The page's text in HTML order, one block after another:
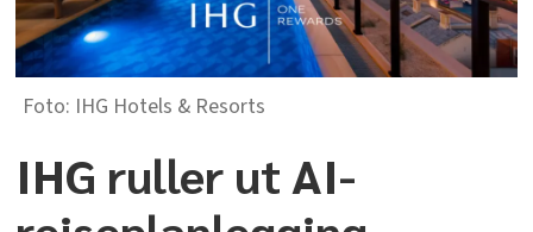
IHG Hotels & Resorts
IHG ruller ut AI-